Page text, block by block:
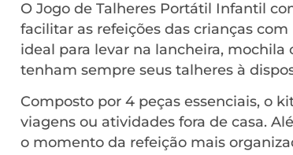
O Jogo de Talheres Portátil Infantil
facilitar as refeições das crianças
ideal para levar na lancheira,
tenham sempre seus talheres à
Composto por 4 peças essenciais, o
viagens ou atividades fora de casa.
o momento da refeição mais